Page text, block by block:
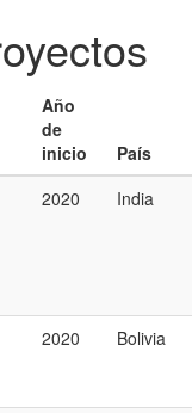
Año
de
inicio
País
2020 India
2020 Bolivia